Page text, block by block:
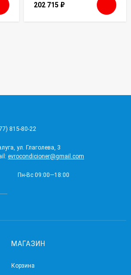
202 715 ₽
815-80-22
ул. Глаголева, 3
evrocondicioner@gmail.com
Пн-Вс 09:00—18:00
МАГАЗИН
Корзина